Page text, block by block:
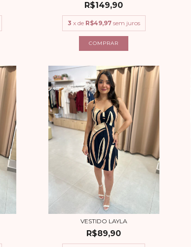
R$149,90
3 x de R$49,97 sem juros
COMPRAR
VESTIDO LAYLA
R$89,90